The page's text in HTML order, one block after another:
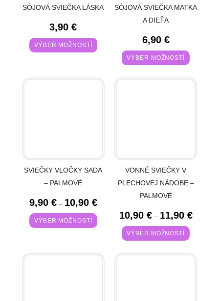
SÓJOVÁ SVIEČKA LÁSKA
3,90€
VÝBER MOŽNOSTÍ
SÓJOVÁ SVIEČKA MATKA
A DIEŤA
6,90 €
VÝBER MOŽNOSTÍ
SVIEČKY VLOČKY SADA
– PALMOVÉ
9,90 € – 10,90 €
VÝBER MOŽNOSTÍ
VONNÉ SVIEČKY V
PLECHOVEJ NÁDOBE –
PALMOVÉ
10,90 € – 11,90 €
VÝBER MOŽNOSTÍ